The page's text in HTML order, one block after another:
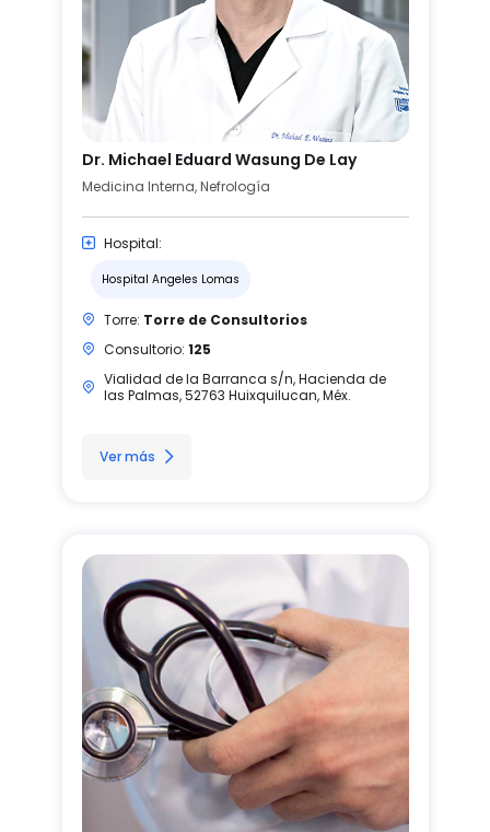
Dr. Michael Eduard Wasung De Lay
Medicina Interna, Nefrología
Hospital:
Hospital Angeles Lomas
Torre: Torre de Consultorios
Consultorio: 125
Vialidad de la Barranca s/n, Hacienda de
las Palmas, 52763 Huixquilucan, Méx.
Ver más